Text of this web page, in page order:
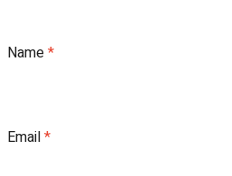
Name*
Email*